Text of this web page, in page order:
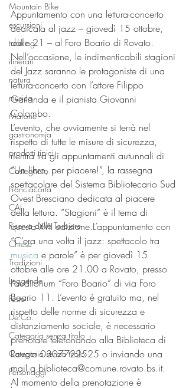
Mountain Bike
escursioni
trekking
itinerari
natura
musica
Marone
gastronomia
prodotti tipici
Castegnato
Franciacorta
CAI
Riserva delle Torbiere
Chiese
Tradizioni
Leggende
Feste
De.Co.
Categoria senza titolo
Categoria senza titolo
Personaggi
Appuntamento con una lettura-concerto
dedicata al jazz – giovedì 15 ottobre,
dalle 21 – al Foro Boario di Rovato.
Nell’occasione, le indimenticabili stagioni
del Jazz saranno le protagoniste di una
lettura-concerto con l’attore Filippo
Garlanda e il pianista Giovanni
Colombo.
L’evento, che ovviamente si terrà nel
rispetto di tutte le misure di sicurezza,
rientra tra gli appuntamenti autunnali di
“Un libro, per piacere!”, la rassegna
spettacolare del Sistema Bibliotecario Sud
Ovest Bresciano dedicata al piacere
della lettura. “Stagioni” è il tema di
questa XVII edizione.L’appuntamento con
“C’era una volta il jazz: spettacolo tra
musica e parole” è per giovedì 15
ottobre alle ore 21.00 a Rovato, presso
l’auditorium “Foro Boario” di via Foro
Boario 11. L’evento è gratuito ma, nel
rispetto delle norme di sicurezza e
distanziamento sociale, è necessario
prenotare telefonando alla Biblioteca di
Rovato 0307722525 o inviando una
mail a biblioteca@comune.rovato.bs.it.
Al momento della prenotazione è